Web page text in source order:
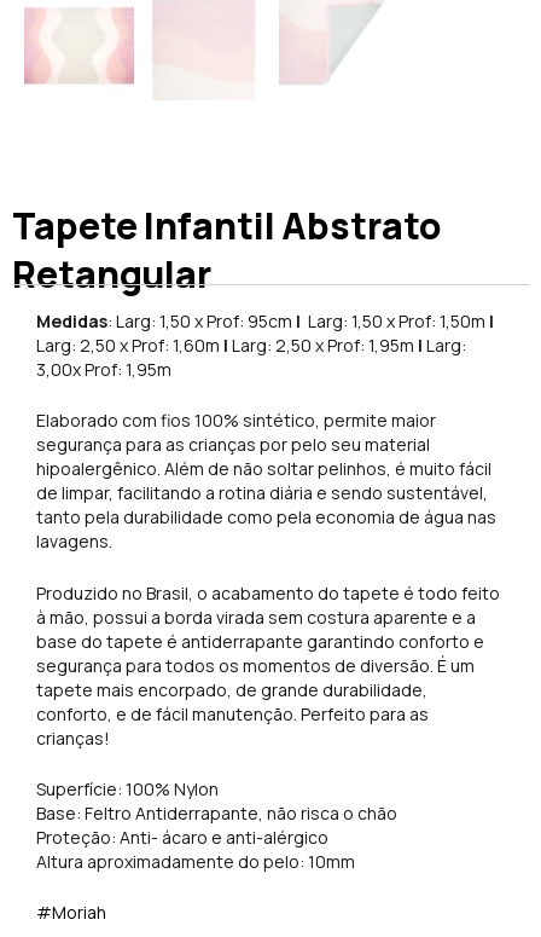
Tapete Infantil Abstrato
Retangular
Medidas: Larg: 1,50 x Prof: 95cm | Larg: 1,50 x Prof: 1,50m |
Larg: 2,50 x Prof: 1,60m | Larg: 2,50 x Prof: 1,95m | Larg:
3,00x Prof: 1,95m
Elaborado com fios 100% sintético, permite maior
segurança para as crianças por pelo seu material
hipoalergênico. Além de não soltar pelinhos, é muito fácil
de limpar, facilitando a rotina diária e sendo sustentável,
tanto pela durabilidade como pela economia de água nas
lavagens.
Produzido no Brasil, o acabamento do tapete é todo feito
à mão, possui a borda virada sem costura aparente e a
base do tapete é antiderrapante garantindo conforto e
segurança para todos os momentos de diversão. É um
tapete mais encorpado, de grande durabilidade,
conforto, e de fácil manutenção. Perfeito para as
crianças!
Superfície: 100% Nylon
Base: Feltro Antiderrapante, não risca o chão
Proteção: Anti- ácaro e anti-alérgico
Altura aproximadamente do pelo: 10mm
#Moriah